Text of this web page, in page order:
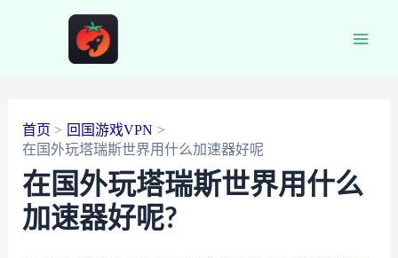
首页
回国游戏VPN
在国外玩塔瑞斯世界用什么加速器好呢
在国外玩塔瑞斯世界用什么
加速器好呢?